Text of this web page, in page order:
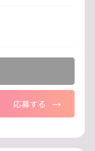
応募する